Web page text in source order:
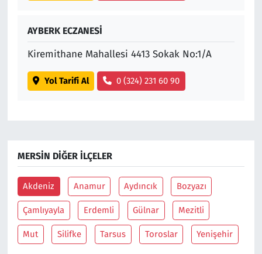
AYBERK ECZANESİ
Kiremithane Mahallesi 4413 Sokak No:1/A
Yol Tarifi Al 0 (324) 231 60 90
MERSIN DIĞER İLÇELER
Akdeniz Anamur Aydıncık Bozyazı
Çamlıyayla Erdemli Gülnar Mezitli
Mut Silifke Tarsus Toroslar Yenişehir